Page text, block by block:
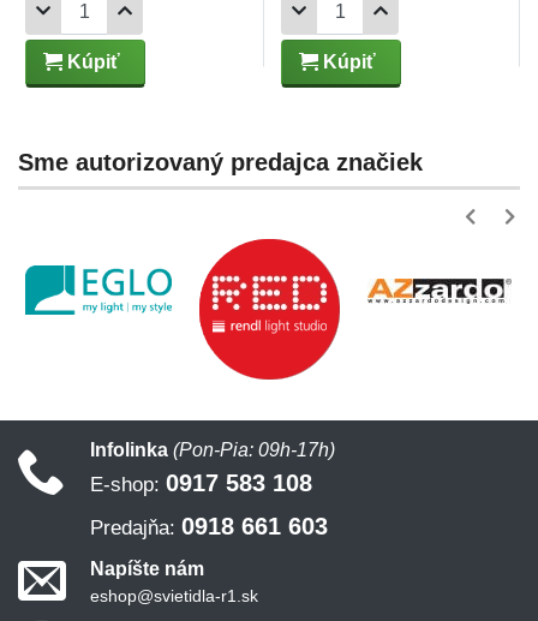
Kúpiť Kúpiť
Sme autorizovaný predajca značiek
Infolinka (Pon-Pia: 09h-17h)
E-shop: 0917 583 108
Predajňa: 0918 661 603
Napíšte nám
eshop@svietidla-r1.sk